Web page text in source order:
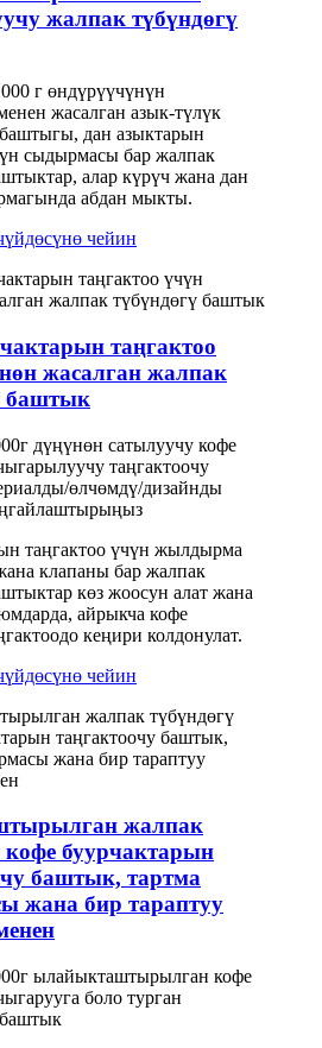
жалпак түбүндөгү
г өндүрүүчүнүн
жасалган азык-түлүк
дан азыктарын
сыдырмасы бар жалпак
алар күрүч жана дан
абдан мыкты.
чейин
таңгактоо
жасалган жалпак
баштык
дүңүнөн сатылуучу кофе
таңгактоочу
өлчөмдү/дизайнды
таңгактоо үчүн жылдырма
клапаны бар жалпак
көз жоосун алат жана
айрыкча кофе
кеңири колдонулат.
чейин
жалпак
кофе буурчактарын
баштык, тартма
жана бир тараптуу
ылайыкташтырылган кофе
боло турган
баштык